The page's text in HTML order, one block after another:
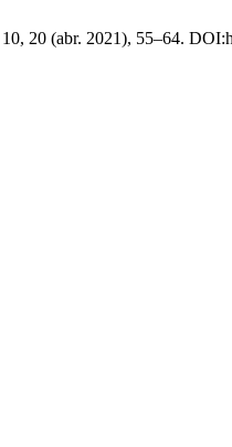
10, 20 (abr. 2021), 55–64.